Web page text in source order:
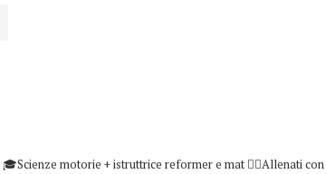
🎓Scienze motorie + istruttrice reformer e mat 👇🏻Allenati